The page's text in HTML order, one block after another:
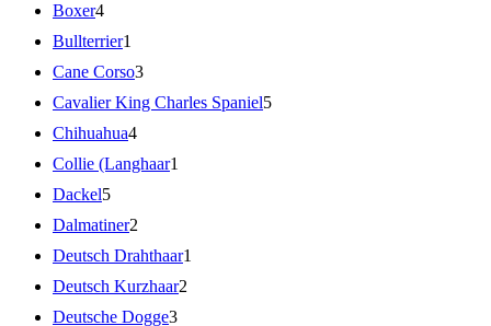
Boxer4
Bullterrier1
Cane Corso3
Cavalier King Charles Spaniel5
Chihuahua4
Collie (Langhaar1
Dackel5
Dalmatiner2
Deutsch Drahthaar1
Deutsch Kurzhaar2
Deutsche Dogge3